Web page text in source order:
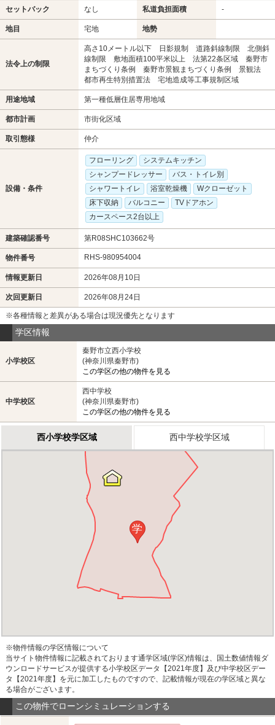
セットバック なし 私道負担面積 -
地目 宅地 地勢
法令上の制限
高さ10メートル以下 日影規制 道路斜線制限 北側斜
線制限 敷地面積100平米以上 法第22条区域 秦野市
まちづくり条例 秦野市景観まちづくり条例 景観法
都市再生特別措置法 宅地造成等工事規制区域
用途地域 第一種低層住居専用地域
都市計画 市街化区域
取引態様 仲介
設備・条件
フローリング
システムキッチン
シャンプードレッサー
バス・トイレ別
シャワートイレ
浴室乾燥機
Wクローゼット
床下収納
バルコニー
TVドアホン
カースペース2台以上
建築確認番号 第R08SHC103662号
物件番号 RHS-980954004
情報更新日 2026年08月10日
次回更新日 2026年08月24日
※各種情報と差異がある場合は現況優先となります
学区情報
小学校区
秦野市立西小学校
(神奈川県秦野市)
この学区の他の物件を見る
中学校区
西中学校
(神奈川県秦野市)
この学区の他の物件を見る
西小学校学区域 西中学校学区域
学
※物件情報の学区情報について
当サイト物件情報に記載されております通学区域(学区)情報は、国土数値情報ダ
ウンロードサービスが提供する小学校区データ【2021年度】及び中学校区デー
タ【2021年度】を元に加工したものですので、記載情報が現在の学区域と異な
る場合がございます。
この物件でローンシミュレーションする